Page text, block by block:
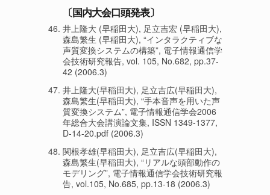
〔国内大会口頭発表〕
井上隆大 (早稲田大), 足立吉宏 (早稲田大),
森島繁生 (早稲田大), “インタラクティブな
声質変換システムの構築”, 電子情報通信学
会技術研究報告, vol. 105, No.682, pp.37-
42 (2006.3)
井上隆大(早稲田大), 足立吉広(早稲田大),
森島繁生(早稲田大), “手本音声を用いた声
質変換システム”, 電子情報通信学会2006
年総合大会講演論文集, ISSN 1349-1377,
D-14-20.pdf (2006.3)
関根孝雄(早稲田大), 足立吉広(早稲田大),
森島繁生(早稲田大), “リアルな頭部動作の
モデリング”, 電子情報通信学会技術研究報
告, vol.105, No.685, pp.13-18 (2006.3)